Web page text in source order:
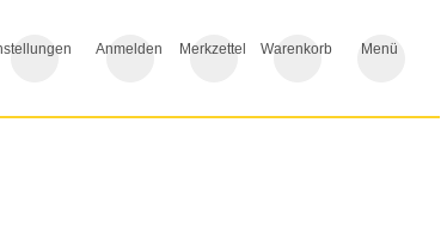
Anmelden Merkzettel Warenkorb Menü